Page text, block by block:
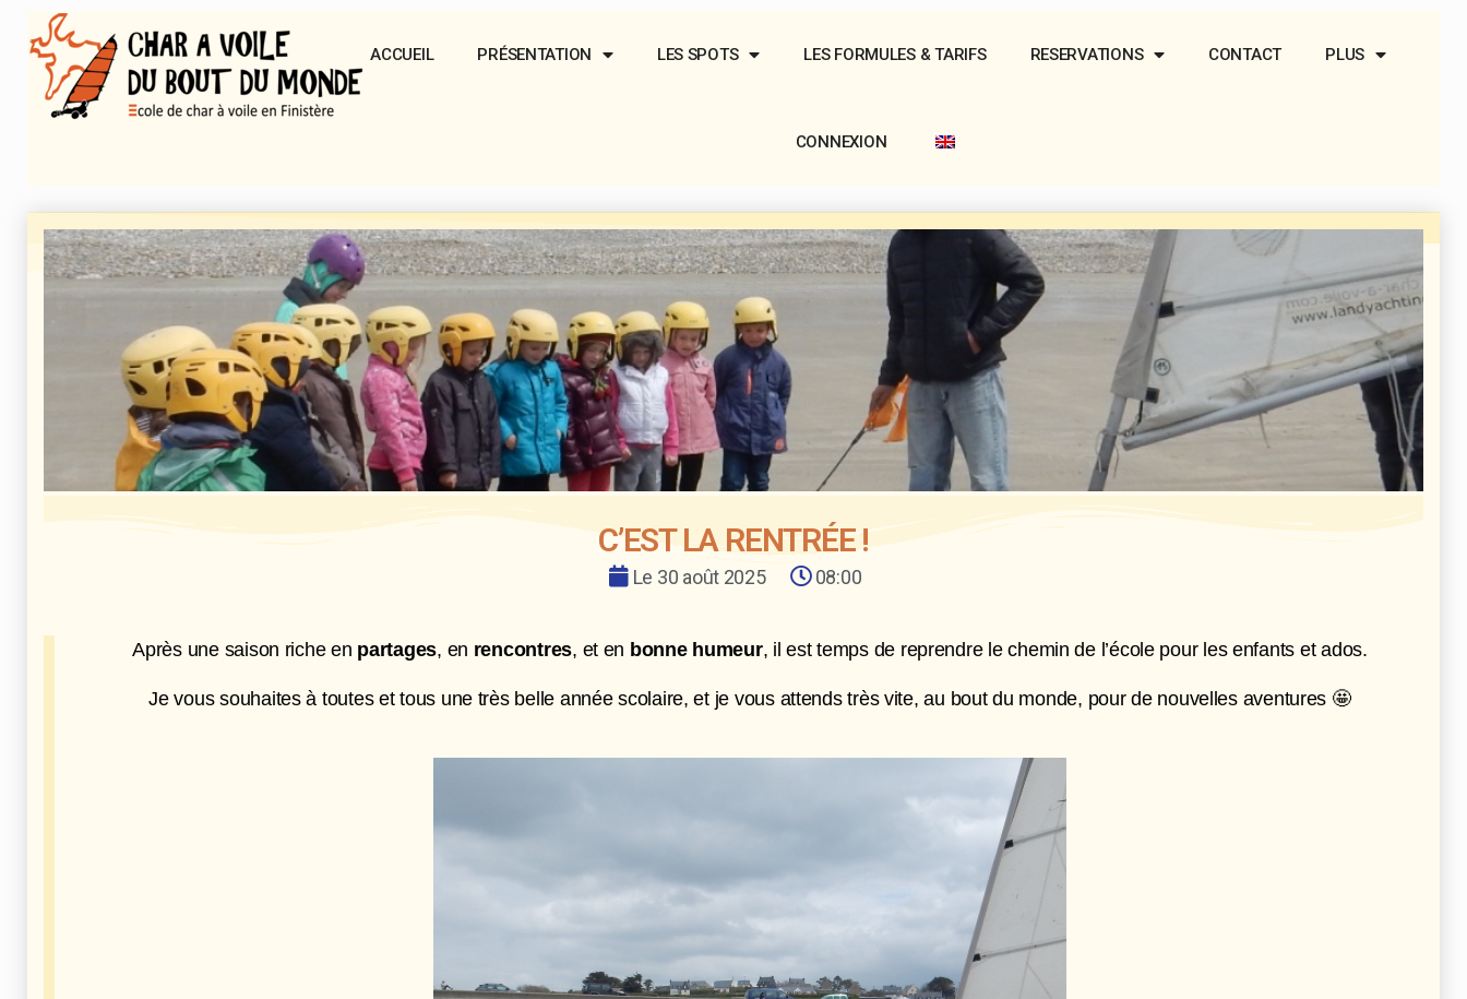
ACCUEIL PRÉSENTATION LES SPOTS LES FORMULES & TARIFS RESERVATIONS CONTACT PLUS
CONNEXION
C’EST LA RENTRÉE !
Le 30 août 2025 08:00
Après une saison riche en partages, en rencontres, et en bonne humeur, il est temps de reprendre le chemin de l’école pour les enfants et ados.
Je vous souhaites à toutes et tous une très belle année scolaire, et je vous attends très vite, au bout du monde, pour de nouvelles aventures 🤩